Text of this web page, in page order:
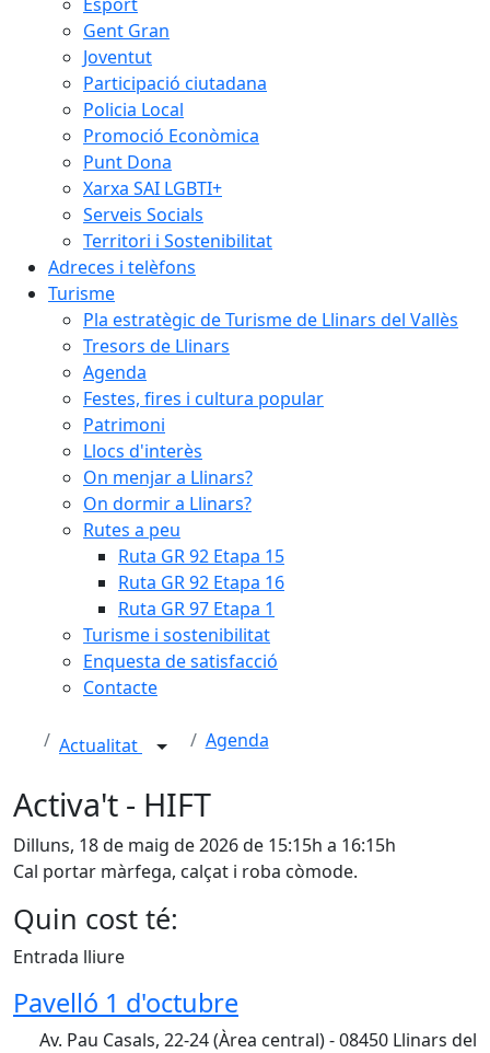
Gent Gran
Joventut
Participació ciutadana
Policia Local
Promoció Econòmica
Punt Dona
Xarxa SAI LGBTI+
Serveis Socials
Territori i Sostenibilitat
Adreces i telèfons
Turisme
Pla estratègic de Turisme de Llinars del Vallès
Tresors de Llinars
Agenda
Festes, fires i cultura popular
Patrimoni
Llocs d'interès
On menjar a Llinars?
On dormir a Llinars?
Rutes a peu
Ruta GR 92 Etapa 15
Ruta GR 92 Etapa 16
Ruta GR 97 Etapa 1
Turisme i sostenibilitat
Enquesta de satisfacció
Contacte
Actualitat Agenda
Activa't - HIFT
Dilluns, 18 de maig de 2026 de 15:15h a 16:15h
Cal portar màrfega, calçat i roba còmode.
Quin cost té:
Entrada lliure
Pavelló 1 d'octubre
Av. Pau Casals, 22-24 (Àrea central) - 08450 Llinars del